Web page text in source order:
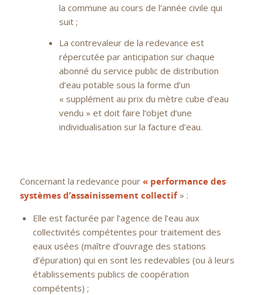
la commune au cours de l’année civile qui
suit ;
La contrevaleur de la redevance est
répercutée par anticipation sur chaque
abonné du service public de distribution
d’eau potable sous la forme d’un
« supplément au prix du mètre cube d’eau
vendu » et doit faire l’objet d’une
individualisation sur la facture d’eau.
Concernant la redevance pour « performance des
systèmes d’assainissement collectif» :
Elle est facturée par l’agence de l’eau aux
collectivités compétentes pour traitement des
eaux usées (maître d’ouvrage des stations
d’épuration) qui en sont les redevables (ou à leurs
établissements publics de coopération
compétents) ;